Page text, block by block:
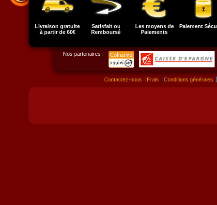
Livraison gratuite
à partir de 60€
Satisfait ou
Remboursé
Les moyens de
Paiements
Paiement
Nos partenaires :
Contactez-nous Frais Conditions générales